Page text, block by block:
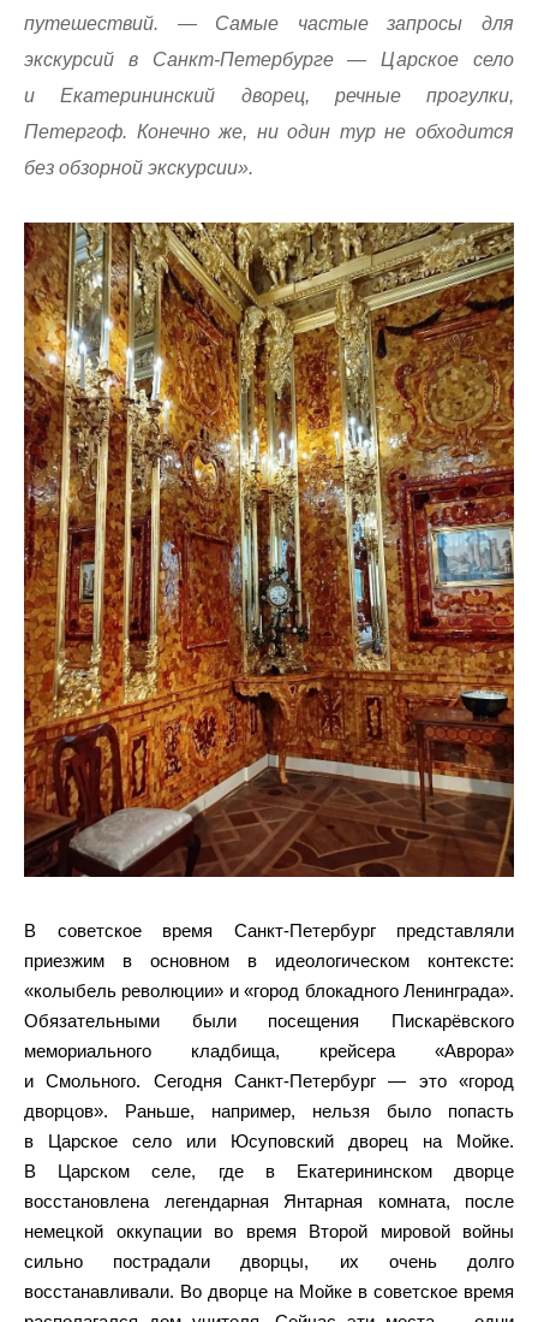
путешествий. — Самые частые запросы для
экскурсий в Санкт-Петербурге — Царское село
и Екатерининский дворец, речные прогулки,
Петергоф. Конечно же, ни один тур не обходится
без обзорной экскурсии».
В советское время Санкт-Петербург представляли
приезжим в основном в идеологическом контексте:
«колыбель революции» и «город блокадного Ленинграда».
Обязательными были посещения Пискарёвского
мемориального кладбища, крейсера «Аврора»
и Смольного. Сегодня Санкт-Петербург — это «город
дворцов». Раньше, например, нельзя было попасть
в Царское село или Юсуповский дворец на Мойке.
В Царском селе, где в Екатерининском дворце
восстановлена легендарная Янтарная комната, после
немецкой оккупации во время Второй мировой войны
сильно пострадали дворцы, их очень долго
восстанавливали. Во дворце на Мойке в советское время